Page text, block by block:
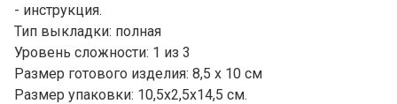
- инструкция.
Тип выкладки: полная
Уровень сложности: 1 из 3
Размер готового изделия: 8,5 х 10 см
Размер упаковки: 10,5х2,5х14,5 см.